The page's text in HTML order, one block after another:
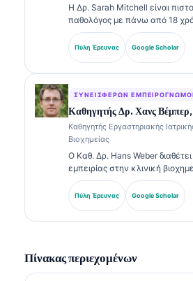
Η Δρ. Sarah Mitchell είναι
παθολόγος με πάνω από 18
εργαστηριακή ιατρική και
ανάλυση. Διαθέτει
στην κλινική χημεία και έχει
Πύλη Έρευνας Google Scholar
ΣΥΝΕΙΣΦΈΡΩΝ
Καθηγητής Δρ. Χανς
Καθηγητής Εργαστηριακής
Βιοχημείας
Ο Καθ. Δρ. Hans Weber
εμπειρίας στην κλινική
εργαστηριακή ιατρική και την
Πρώην Πρόεδρος της
Χημείας, ειδικεύεται στην
Πύλη Έρευνας Google Scholar
Πίνακας περιεχομένων